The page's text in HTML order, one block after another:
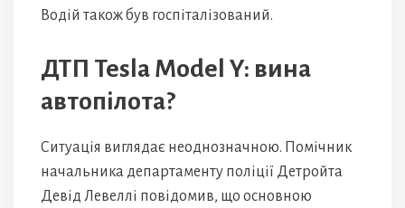
Водій також був госпіталізований.
ДТП Tesla Model Y: вина
автопілота?
Ситуація виглядає неоднозначною. Помічник
начальника департаменту поліції Детройта
Девід Левеллі повідомив, що основною